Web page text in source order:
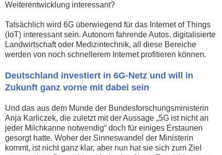
Weiterentwicklung interessant?
Tatsächlich wird 6G überwiegend für das Internet of Things
(IoT) interessant sein. Autonom fahrende Autos, digitalisierte
Landwirtschaft oder Medizintechnik, all diese Bereiche
werden von noch schnellerem Internet profitieren können.
Deutschland investiert in 6G-Netz und will in
Zukunft ganz vorne mit dabei sein
Und das aus dem Munde der Bundesforschungsministerin
Anja Karliczek, die zuletzt mit der Aussage „5G ist nicht an
jeder Milchkanne notwendig“ doch für einiges Erstaunen
gesorgt hatte. Woher der Sinneswandel der Ministerin
kommt, ist nicht ganz klar, aber nun hat sie sich zum Ziel